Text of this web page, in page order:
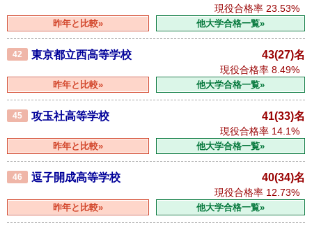
現役合格率 23.53%
昨年と比較» 他大学合格一覧»
42 東京都立西高等学校 43(27)名
現役合格率 8.49%
昨年と比較» 他大学合格一覧»
45 攻玉社高等学校 41(33)名
現役合格率 14.1%
昨年と比較» 他大学合格一覧»
46 逗子開成高等学校 40(34)名
現役合格率 12.73%
昨年と比較» 他大学合格一覧»